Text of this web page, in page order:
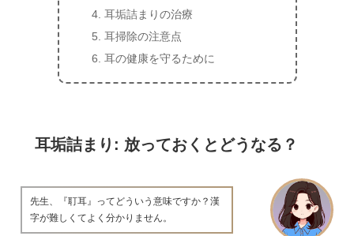
耳垢詰まりの治療
耳掃除の注意点
耳の健康を守るために
耳垢詰まり: 放っておくとどうなる？
先生、『耵耳』ってどういう意味ですか？漢
字が難しくてよく分かりません。